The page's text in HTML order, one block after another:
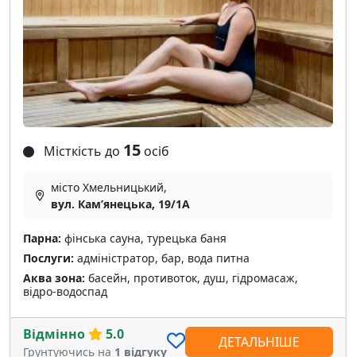
Місткість до 15 осіб
місто Хмельницький,
вул. Камʼянецька, 19/1А
Парна: фінська сауна, турецька баня
Послуги: адміністратор, бар, вода питна
Аква зона: басейн, противоток, душ, гідромасаж,
відро-водоспад
Відмінно 5.0
Грунтуючись на 1 відгуку
ДЕТАЛЬНІШЕ